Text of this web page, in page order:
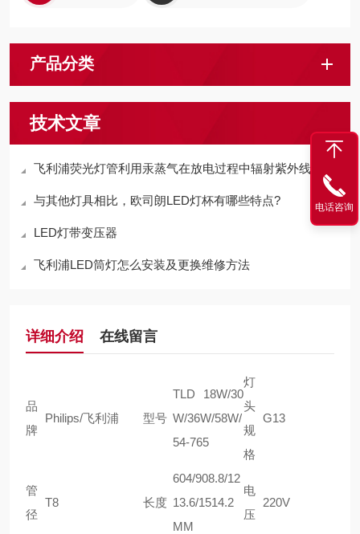
产品分类
技术文章
飞利浦荧光灯管利用汞蒸气在放电过程中辐射紫外线
与其他灯具相比，欧司朗LED灯杯有哪些特点?
LED灯带变压器
飞利浦LED筒灯怎么安装及更换维修方法
详细介绍 在线留言
品
牌
Philips/飞利浦 型号
TLD 18W/30
W/36W/58W/
54-765
灯
头
规
格
G13
管
径
T8 长度
604/908.8/12
13.6/1514.2
MM
电
压
220V
电话咨询